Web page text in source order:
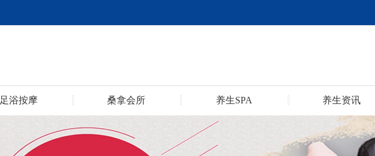
足浴按摩 桑拿会所 养生SPA 养生资讯